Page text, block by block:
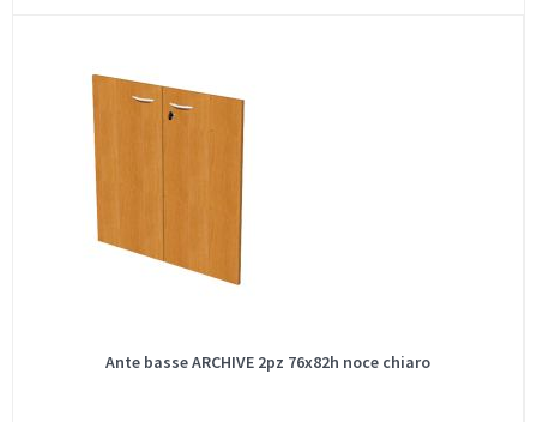
Ante basse ARCHIVE 2pz 76x82h noce chiaro